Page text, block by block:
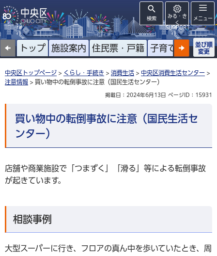
検索
みる・き
く
SUPPORT
メニュー
トップ 施設案内 住民票・戸籍 子育て 高齢者
並び順
変更
中央区トップページ > くらし・手続き > 消費生活 > 中央区消費生活センター >
注意情報 > 買い物中の転倒事故に注意（国民生活センター）
掲載日：2024年6月13日 ページID：15931
買い物中の転倒事故に注意（国民生活セ
ンター）
店舗や商業施設で「つまずく」「滑る」等による転倒事故
が起きています。
相談事例
大型スーパーに行き、フロアの真ん中を歩いていたとき、周